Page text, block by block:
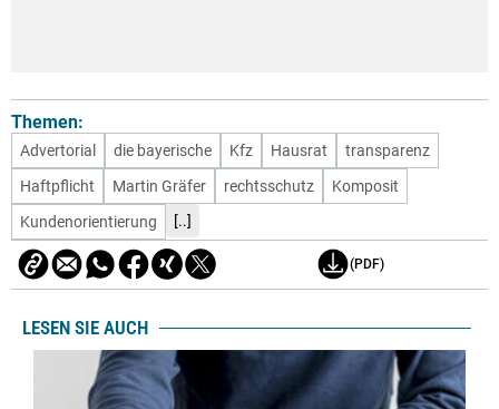
Themen:
Advertorial die bayerische Kfz Hausrat
transparenz
Haftpflicht
Martin Gräfer rechtsschutz
Komposit
Kundenorientierung
[..]
(PDF)
LESEN SIE AUCH